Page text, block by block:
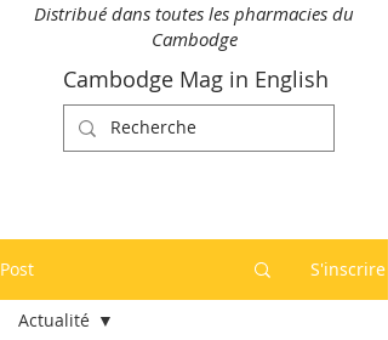
Distribué dans toutes les pharmacies du
Cambodge
Cambodge Mag in English
Post S'inscrire
Actualité